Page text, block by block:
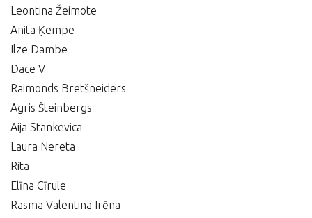
Leontina Žeimote
Anita Ķempe
Ilze Dambe
Dace V
Raimonds Bretšneiders
Agris Šteinbergs
Aija Stankevica
Laura Nereta
Rita
Elīna Cīrule
Rasma Valentina Irēna